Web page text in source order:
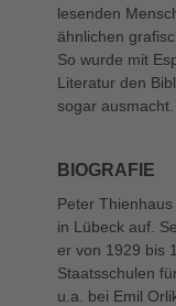
lesenden
ähnlichen
So wurde mit
Literatur den
sogar ausmacht.
BIOGRAFIE
Peter
in Lübeck auf.
er von 1929 bis
Staatsschulen
u.a. bei Emil